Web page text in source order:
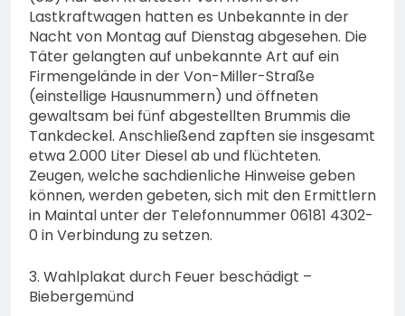
Lastkraftwagen hatten es Unbekannte in der
Nacht von Montag auf Dienstag abgesehen. Die
Täter gelangten auf unbekannte Art auf ein
Firmengelände in der Von-Miller-Straße
(einstellige Hausnummern) und öffneten
gewaltsam bei fünf abgestellten Brummis die
Tankdeckel. Anschließend zapften sie insgesamt
etwa 2.000 Liter Diesel ab und flüchteten.
Zeugen, welche sachdienliche Hinweise geben
können, werden gebeten, sich mit den Ermittlern
in Maintal unter der Telefonnummer 06181 4302-
0 in Verbindung zu setzen.
3. Wahlplakat durch Feuer beschädigt –
Biebergemünd